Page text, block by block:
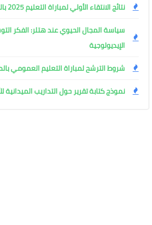
نتائج الانتقاء الأولي لمباراة التعليم 2025 بالمغرب تظهر أخيرًا
سياسة المجال الحيوي عند هتلر: الفكر
الإيديولوجية
شروط الترشح لمباراة التعليم العمومي
نموذج كتابة تقرير حول التداريب الميدانية